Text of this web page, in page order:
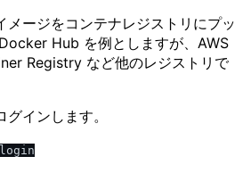
メージをコンテナレジストリにプッ
Hub を例としますが、AWS
Registry など他のレジストリで
インします。